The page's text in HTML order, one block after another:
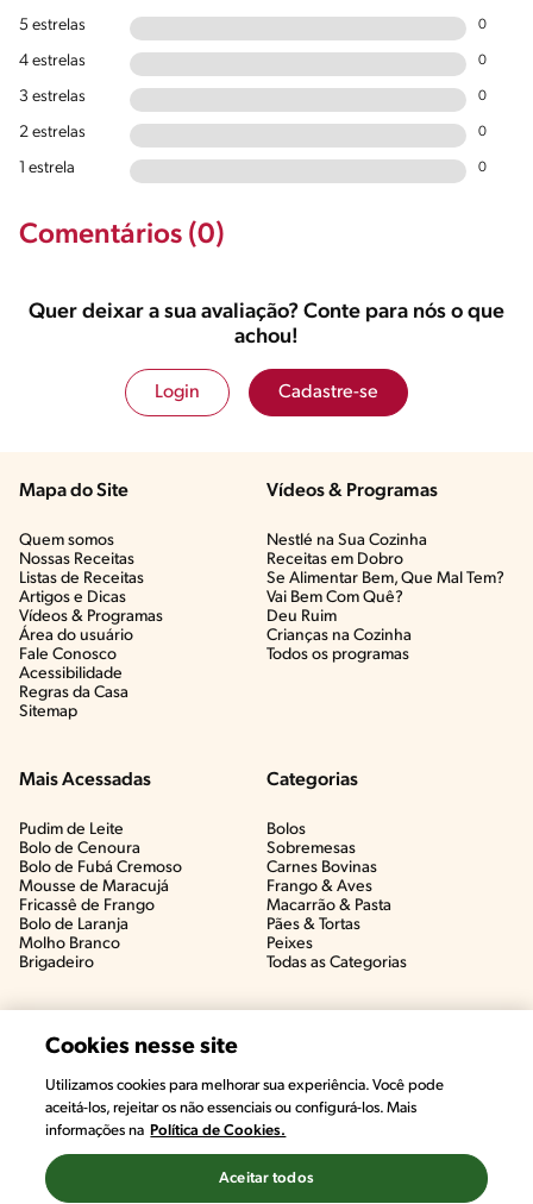
5 estrelas 0
4 estrelas 0
3 estrelas 0
2 estrelas 0
1 estrela 0
Comentários (0)
Quer deixar a sua avaliação? Conte para nós o que
achou!
Login Cadastre-se
#CHAMANUTRI
CONVERSE COM UMA NUTRICIONISTA E
TIRE AS SUAS DÚVIDAS
Mapa do Site
Quem somos
Nossas Receitas
Listas de Receitas​
Artigos e Dicas​
Vídeos & Programas​
Área do usuário
Fale Conosco
Acessibilidade
Regras da Casa
Sitemap
Vídeos & Programas​
Nestlé na Sua Cozinha
Receitas em Dobro
Se Alimentar Bem, Que Mal Tem?​
Vai Bem Com Quê?​
Deu Ruim​
Crianças na Cozinha​
Todos os programas
Mais Acessadas
Pudim de Leite
Bolo de Cenoura
Bolo de Fubá Cremoso
Mousse de Maracujá
Fricassê de Frango
Bolo de Laranja
Molho Branco
Brigadeiro
Categorias
Bolos
Sobremesas
Carnes Bovinas​
Frango & Aves​
Macarrão & Pasta​
Pães & Tortas​
Peixes
Todas as Categorias
Cookies nesse site
Utilizamos cookies para melhorar sua experiência. Você pode
aceitá-los, rejeitar os não essenciais ou configurá-los. Mais
informações na Política de Cookies.
Aceitar todos